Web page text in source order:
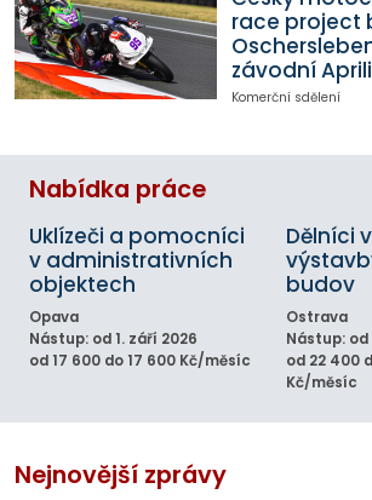
race project
závodní
Komerční sdělení
Nabídka práce
Uklízeči a pomocníci
v administrativních
objektech
Opava
Nástup: od 1. září 2026
od 17 600 do 17 600 Kč/měsíc
Dělníci
budov
Ostrava
Nástup: od
od 22 400
Kč/měsíc
Nejnovější zprávy